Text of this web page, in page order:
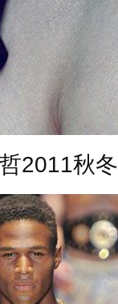
2011秋